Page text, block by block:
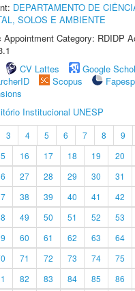
DEPARTAMENTO DE
SOLOS E AMBIENTE
Appointment Category: RDIDP
CV Lattes
Google
Scopus
Fapesp
Institucional UNESP
3 4 5 6 7 8 9
16 17 18 19 20
27 28 29 30 31
38 39 40 41 42
49 50 51 52 53
60 61 62 63 64
71 72 73 74 75
82 83 84 85 86